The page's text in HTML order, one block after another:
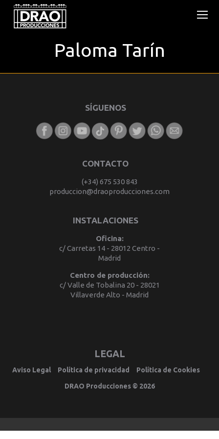
Paloma Tarín
SÍGUENOS
CONTACTO
(+34) 675 530 843
produccion@draoproducciones.com
INSTALACIONES
Oficina:
c/ Carretas 14 - 28012 Centro -
Madrid
Centro de producción:
c/ Valle de Tobalina 20 - 28021
Villaverde Alto - Madrid
LEGAL
Aviso Legal Política de privacidad Política de Cookies
DRAO Producciones © 2026